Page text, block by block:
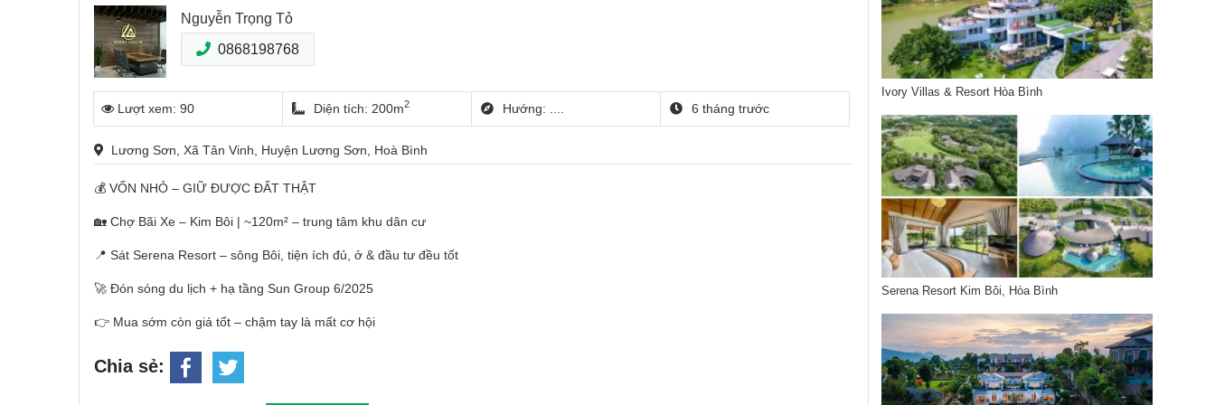
Nguyễn Trọng Tỏ
0868198768
Lượt xem: 90 Diện tích: 200m2 Hướng: .... 6 tháng trước
Lương Sơn, Xã Tân Vinh, Huyện Lương Sơn, Hoà Bình
💰 VỐN NHỎ – GIỮ ĐƯỢC ĐẤT THẬT
🏡 Chợ Bãi Xe – Kim Bôi | ~120m² – trung tâm khu dân cư
📍 Sát Serena Resort – sông Bôi, tiện ích đủ, ở & đầu tư đều tốt
🚀 Đón sóng du lịch + hạ tầng Sun Group 6/2025
👉 Mua sớm còn giá tốt – chậm tay là mất cơ hội
Chia sẻ:
Ivory Villas & Resort Hòa Bình
Serena Resort Kim Bôi, Hòa Bình